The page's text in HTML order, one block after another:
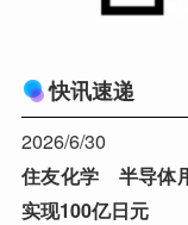
快讯速递
2026/6/30
住友化学 半导体
实现100亿日元